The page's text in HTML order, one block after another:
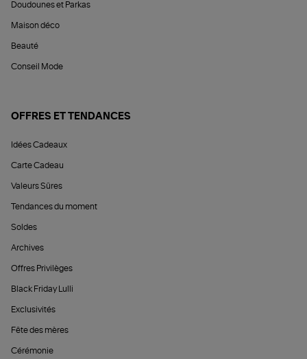
Doudounes et Parkas
Maison déco
Beauté
Conseil Mode
OFFRES ET TENDANCES
Idées Cadeaux
Carte Cadeau
Valeurs Sûres
Tendances du moment
Soldes
Archives
Offres Privilèges
Black Friday Lulli
Exclusivités
Fête des mères
Cérémonie